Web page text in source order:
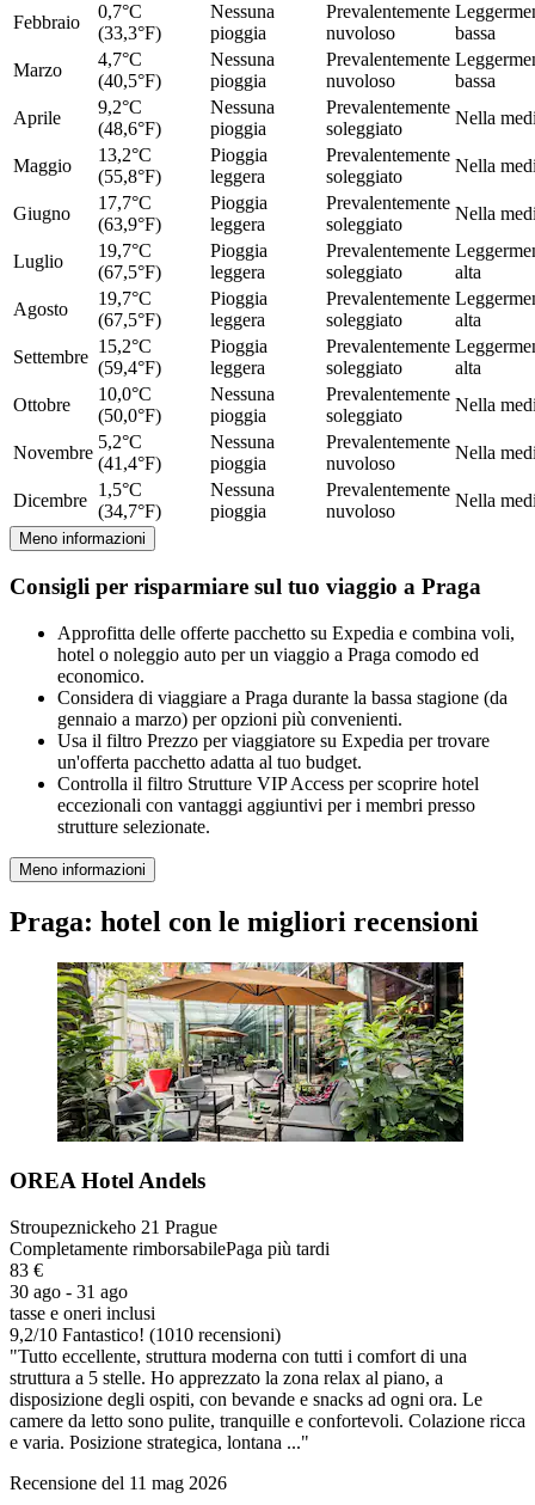
Febbraio
0,7°C
(33,3°F)
Nessuna
pioggia
Prevalentemente
nuvoloso
bassa
Marzo
4,7°C
(40,5°F)
Nessuna
pioggia
Prevalentemente
nuvoloso
bassa
Aprile
9,2°C
(48,6°F)
Nessuna
pioggia
Prevalentemente
soleggiato
Nella
Maggio
13,2°C
(55,8°F)
Pioggia
leggera
Prevalentemente
soleggiato
Nella
Giugno
17,7°C
(63,9°F)
Pioggia
leggera
Prevalentemente
soleggiato
Nella
Luglio
19,7°C
(67,5°F)
Pioggia
leggera
Prevalentemente
soleggiato
alta
Agosto
19,7°C
(67,5°F)
Pioggia
leggera
Prevalentemente
soleggiato
alta
Settembre
15,2°C
(59,4°F)
Pioggia
leggera
Prevalentemente
soleggiato
alta
Ottobre
10,0°C
(50,0°F)
Nessuna
pioggia
Prevalentemente
soleggiato
Nella
Novembre
5,2°C
(41,4°F)
Nessuna
pioggia
Prevalentemente
nuvoloso
Nella
Dicembre
1,5°C
(34,7°F)
Nessuna
pioggia
Prevalentemente
nuvoloso
Nella
Meno informazioni
Consigli per risparmiare sul tuo viaggio a Praga
Approfitta delle offerte pacchetto su Expedia e combina voli,
hotel o noleggio auto per un viaggio a Praga comodo ed
economico.
Considera di viaggiare a Praga durante la bassa stagione (da
gennaio a marzo) per opzioni più convenienti.
Usa il filtro Prezzo per viaggiatore su Expedia per trovare
un'offerta pacchetto adatta al tuo budget.
Controlla il filtro Strutture VIP Access per scoprire hotel
eccezionali con vantaggi aggiuntivi per i membri presso
strutture selezionate.
Meno informazioni
Praga: hotel con le migliori recensioni
OREA Hotel Andels
Stroupeznickeho 21 Prague
Completamente rimborsabilePaga più tardi
83 €
30 ago - 31 ago
tasse e oneri inclusi
9,2/10 Fantastico! (1010 recensioni)
"Tutto eccellente, struttura moderna con tutti i comfort di una
struttura a 5 stelle. Ho apprezzato la zona relax al piano, a
disposizione degli ospiti, con bevande e snacks ad ogni ora. Le
camere da letto sono pulite, tranquille e confortevoli. Colazione ricca
e varia. Posizione strategica, lontana ..."
Recensione del 11 mag 2026